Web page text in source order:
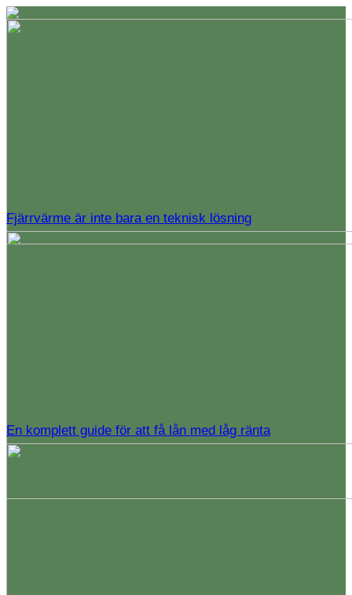
Fjärrvärme är inte bara en teknisk lösning
En komplett guide för att få lån med låg ränta